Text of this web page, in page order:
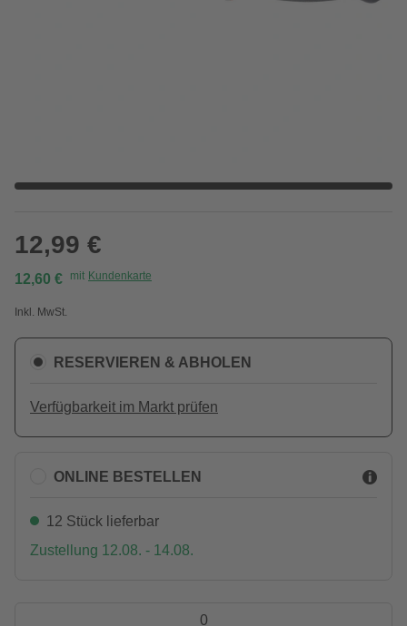
12,99 €
12,60 € mit Kundenkarte
Inkl. MwSt.
RESERVIEREN & ABHOLEN
Verfügbarkeit im Markt prüfen
ONLINE BESTELLEN
12 Stück lieferbar
Zustellung 12.08. - 14.08.